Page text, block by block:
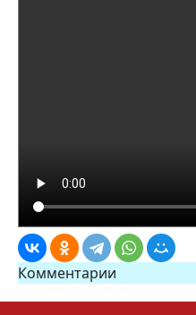
Комментарии